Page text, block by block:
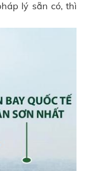
lý sẵn có, thì